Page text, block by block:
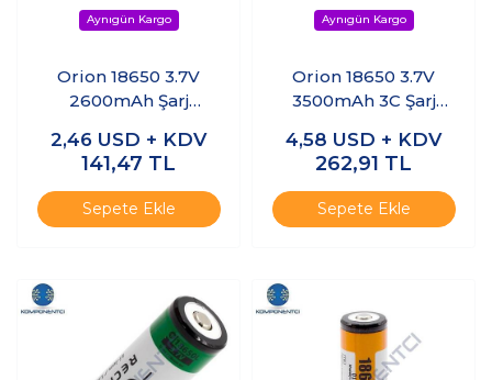
Orion 18650 3.7V
2600mAh Şarj
2,46 USD + KDV
141,47 TL
Sepete Ekle
Orion 18650 3.7V
3500mAh 3C Şarj
4,58 USD + KDV
262,91 TL
Sepete Ekle